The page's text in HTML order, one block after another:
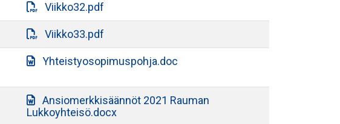
Viikko32.pdf
Viikko33.pdf
Yhteistyosopimuspohja.doc
Ansiomerkkisäännöt 2021 Rauman
Lukkoyhteisö.docx